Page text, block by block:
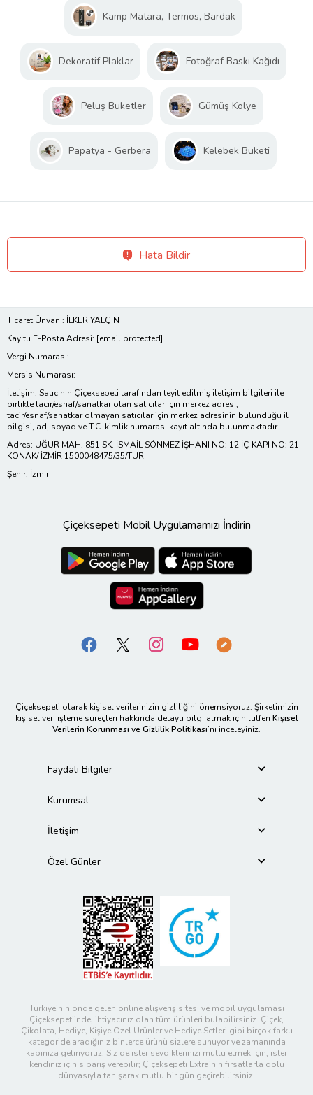
Kamp Matara, Termos, Bardak
Dekoratif Plaklar Fotoğraf Baskı Kağıdı
Peluş Buketler Gümüş Kolye
Papatya - Gerbera Kelebek Buketi
Hata Bildir
Ticaret Ünvanı: İLKER YALÇIN
Kayıtlı E-Posta Adresi: [email protected]
Vergi Numarası: -
Mersis Numarası: -
İletişim: Satıcının Çiçeksepeti tarafından teyit edilmiş iletişim bilgileri ile
birlikte tacir/esnaf/sanatkar olan satıcılar için merkez adresi;
tacir/esnaf/sanatkar olmayan satıcılar için merkez adresinin bulunduğu il
bilgisi, ad, soyad ve T.C. kimlik numarası kayıt altında bulunmaktadır.
Adres: UĞUR MAH. 851 SK. İSMAİL SÖNMEZ İŞHANI NO: 12 İÇ KAPI NO: 21
KONAK/ İZMİR 1500048475/35/TUR
Şehir: İzmir
Çiçeksepeti Mobil Uygulamamızı İndirin
Çiçeksepeti olarak kişisel verilerinizin gizliliğini önemsiyoruz. Şirketimizin
kişisel veri işleme süreçleri hakkında detaylı bilgi almak için lütfen Kişisel
Verilerin Korunması ve Gizlilik Politikası’nı inceleyiniz.
Faydalı Bilgiler
Kurumsal
İletişim
Özel Günler
Türkiye’nin önde gelen online alışveriş sitesi ve mobil uygulaması
Çiçeksepeti’nde, ihtiyacınız olan tüm ürünleri bulabilirsiniz. Çiçek,
Çikolata, Hediye, Kişiye Özel Ürünler ve Hediye Setleri gibi birçok farklı
kategoride aradığınız binlerce ürünü sizlere sunuyor ve zamanında
kapınıza getiriyoruz! Siz de ister sevdiklerinizi mutlu etmek için, ister
kendiniz için sipariş verebilir; Çiçeksepeti Extra’nın fırsatlarla dolu
dünyasıyla tanışarak mutlu bir gün geçirebilirsiniz.